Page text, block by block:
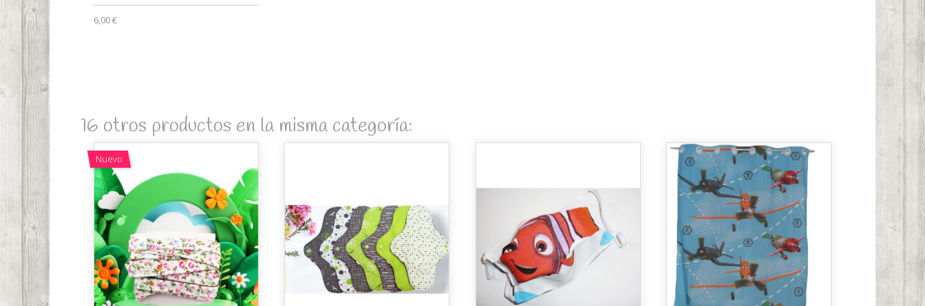
6,00 €
16 otros productos en la misma categoría:
Nuevo